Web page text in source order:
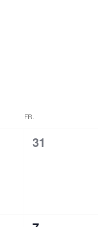
FR.
0
31